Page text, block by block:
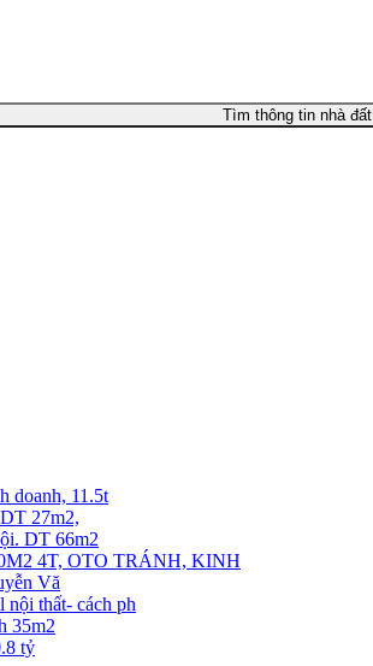
Tìm thông tin nhà đất
doanh, 11.5t
27m2,
DT 66m2
4T, OTO TRÁNH, KINH
Vă
thất- cách ph
35m2
tỷ